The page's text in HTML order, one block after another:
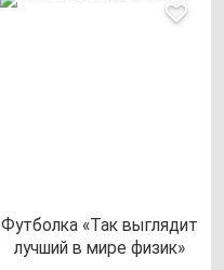
Фут­бол­ка «Так выг­ля­дит
луч­ший в ми­ре фи­зик»